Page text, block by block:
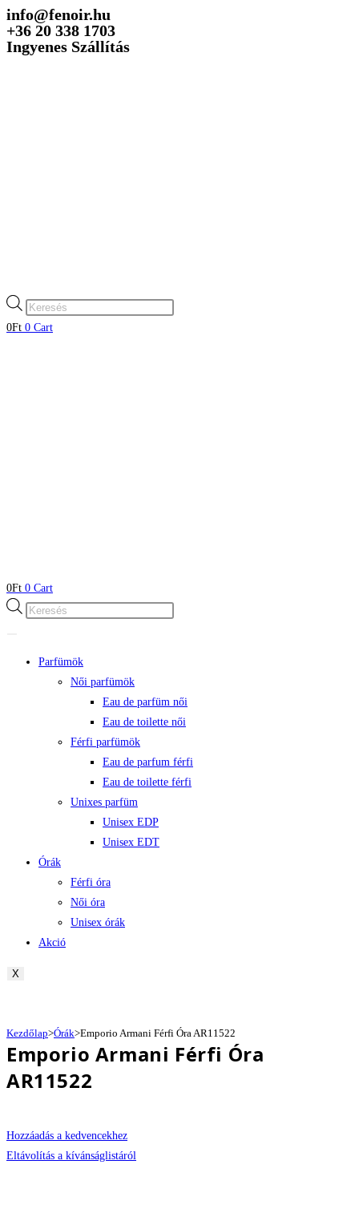
Skip
to
content
info@fenoir.hu
+36 20 338 1703
Ingyenes Szállítás
Products
search
0Ft 0 Cart
0Ft 0 Cart
Products
Parfümök
Női parfümök
Eau de parfüm női
Eau de toilette női
Férfi parfümök
Eau de parfum férfi
Eau de toilette férfi
Unixes parfüm
Unisex EDP
Unisex EDT
Órák
Férfi óra
Női óra
Unisex órák
Akció
X
Kezdőlap>Órák>Emporio Armani Férfi Óra AR11522
Emporio Armani Férfi Óra
AR11522
Hozzáadás a kedvencekhez
Eltávolítás a kívánságlistáról